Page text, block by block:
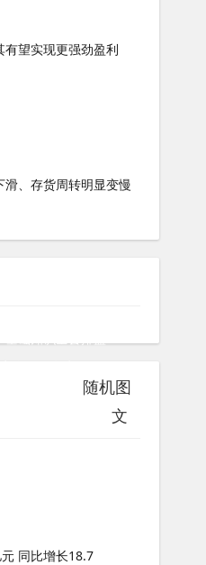
望实现更强劲盈利
滑、存货周转明显变慢
随机图
文
同比增长18.7